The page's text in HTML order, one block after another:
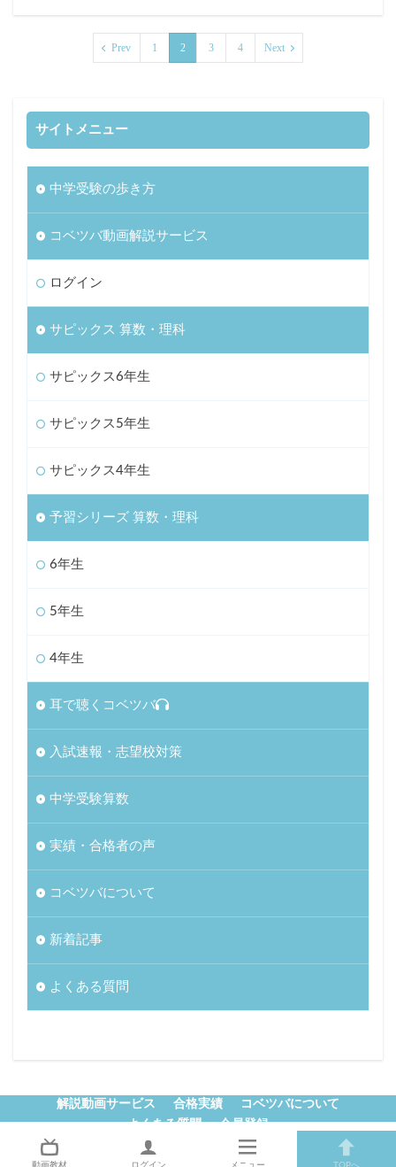
Prev 1 2 3 4 Next
サイトメニュー
中学受験の歩き方
コベツバ動画解説サービス
ログイン
サピックス 算数・理科
サピックス6年生
サピックス5年生
サピックス4年生
予習シリーズ 算数・理科
6年生
5年生
4年生
耳で聴くコベツバ
入試速報・志望校対策
中学受験算数
実績・合格者の声
コベツバについて
新着記事
よくある質問
解説動画サービス 合格実績
コベツバについて
よくある質問
会員登録
動画教材 ログイン メニュー TOPへ